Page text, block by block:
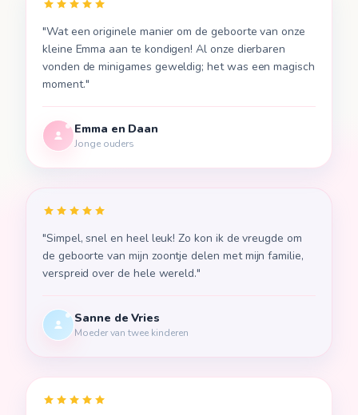
🇱🇹Lietuvių
🇱🇻Latviešu
🇪🇪Eesti
🇮🇪
🏴󠁧󠁢󠁷󠁬󠁳󠁿Cymraeg
🇫🇷
🇪🇸Català
🇪🇸
"Wat een originele manier om de geboorte van onze
kleine Emma aan te kondigen! Al onze dierbaren
vonden de minigames geweldig; het was een magisch
moment."
Emma en Daan
Jonge ouders
"Simpel, snel en heel leuk! Zo kon ik de vreugde om
de geboorte van mijn zoontje delen met mijn familie,
verspreid over de hele wereld."
Sanne de Vries
Moeder van twee kinderen